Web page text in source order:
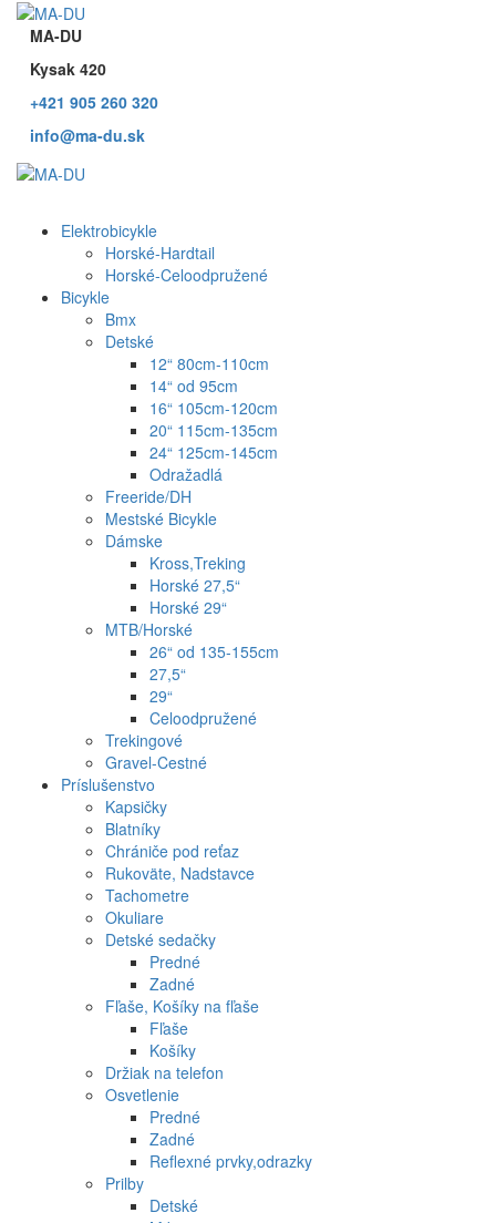
MA-DU
Kysak 420
+421 905 260 320
info@ma-du.sk
Elektrobicykle
Horské-Hardtail
Horské-Celoodpružené
Bicykle
Bmx
Detské
12“ 80cm-110cm
14“ od 95cm
16“ 105cm-120cm
20“ 115cm-135cm
24“ 125cm-145cm
Odražadlá
Freeride/DH
Mestské Bicykle
Dámske
Kross,Treking
Horské 27,5“
Horské 29“
MTB/Horské
26“ od 135-155cm
27,5“
29“
Celoodpružené
Trekingové
Gravel-Cestné
Príslušenstvo
Kapsičky
Blatníky
Chrániče pod reťaz
Rukoväte, Nadstavce
Tachometre
Okuliare
Detské sedačky
Predné
Zadné
Fľaše, Košíky na fľaše
Fľaše
Košíky
Držiak na telefon
Osvetlenie
Predné
Zadné
Reflexné prvky,odrazky
Prilby
Detské